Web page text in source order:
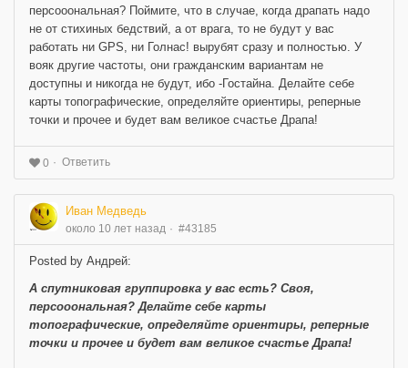
персооональная? Поймите, что в случае, когда драпать надо
не от стихиных бедствий, а от врага, то не будут у вас
работать ни GPS, ни Голнас! вырубят сразу и полностью. У
вояк другие частоты, они гражданским вариантам не
доступны и никогда не будут, ибо -Гостайна. Делайте себе
карты топографические, определяйте ориентиры, реперные
точки и прочее и будет вам великое счастье Драпа!
0 Ответить
Иван Медведь
около 10 лет назад #43185
Posted by Андрей:
А спутниковая группировка у вас есть? Своя,
персооональная? Делайте себе карты
топографические, определяйте ориентиры, реперные
точки и прочее и будет вам великое счастье Драпа!